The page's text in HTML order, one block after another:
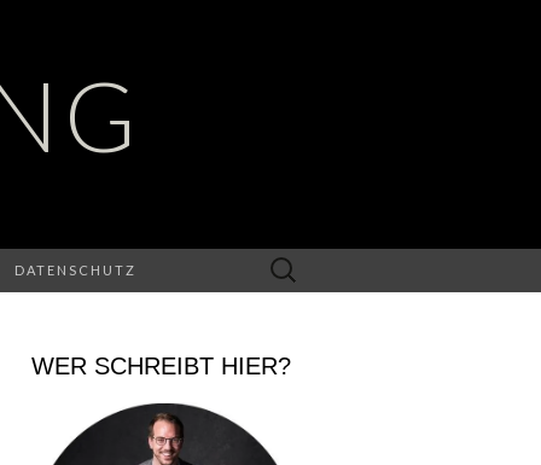
DATENSCHUTZ
Suchen
nach:
WER SCHREIBT HIER?